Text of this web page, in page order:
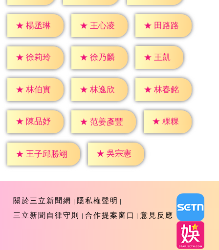
★ 楊丞琳 ★ 王心凌 ★ 田路路
★ 徐莉玲 ★ 徐乃麟 ★ 王凱
★ 林伯實 ★ 林逸欣 ★ 林春銘
★ 陳品妤 ★ 范姜彥豐 ★ 粿粿
★ 王子邱勝翊 ★ 吳宗憲
關於三立新聞網
隱私權聲明
三立新聞自律守則
合作提案窗口 意見反應